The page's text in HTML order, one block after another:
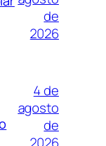
de
2026
4 de
agosto
de